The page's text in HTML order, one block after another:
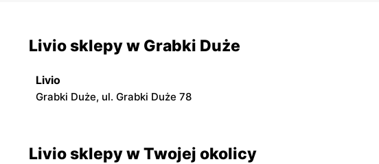
Livio sklepy w Grabki Duże
Livio
Grabki Duże, ul. Grabki Duże 78
Livio sklepy w Twojej okolicy